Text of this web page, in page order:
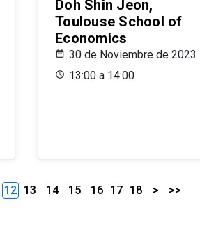
Doh Shin Jeon,
Toulouse School of
Economics
30 de Noviembre de 2023
13:00 a 14:00
12 13 14 15 16 17 18 > >>